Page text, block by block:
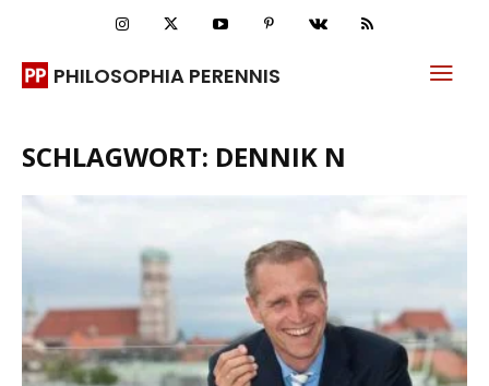
PHILOSOPHIA PERENNIS
SCHLAGWORT: DENNIK N